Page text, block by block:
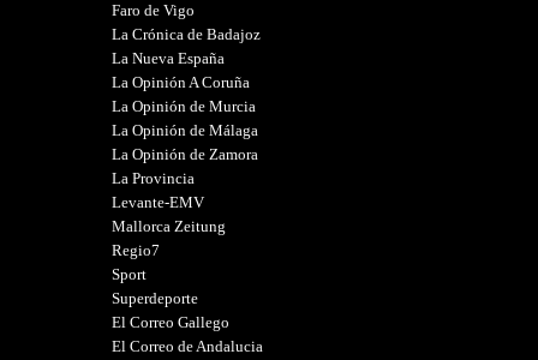
Faro de Vigo
La Crónica de Badajoz
La Nueva España
La Opinión A Coruña
La Opinión de Murcia
La Opinión de Málaga
La Opinión de Zamora
La Provincia
Levante-EMV
Mallorca Zeitung
Regio7
Sport
Superdeporte
El Correo Gallego
El Correo de Andalucia